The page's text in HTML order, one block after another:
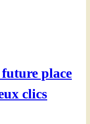
place
clics